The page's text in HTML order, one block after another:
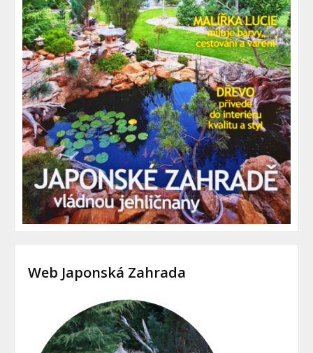
Web Japonská Zahrada